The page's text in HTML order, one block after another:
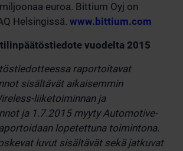
euroa. Bittium Oyj on
Helsingissä. www.bittium.com
vuodelta 2015
raportoitavat
sisältävät aikaisemmin
liiketoiminnan ja
ja 1.7.2015 myyty Automotive-
lopetettuna toimintona.
luvut sisältävät sekä jatkuvat